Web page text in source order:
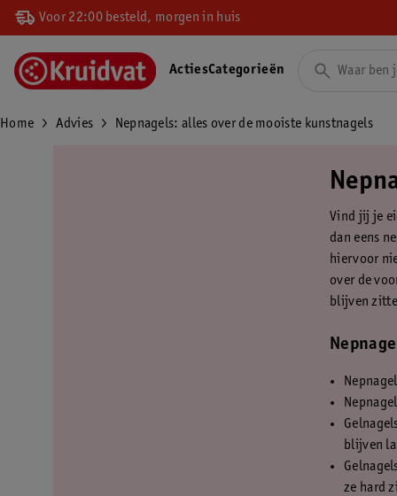
Voor 22:00 besteld, morgen in huis
ActiesCategorieën
Home Advies Nepnagels: alles over de mooiste kunstnagels
Vind jij je
dan eens
hiervoor
over de
blijven
blijven
ze hard